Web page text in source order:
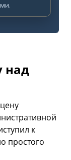
над
к
простого